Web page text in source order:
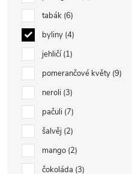
tabák 6
byliny 4
jehličí 1
pomerančové květy 9
neroli 3
pačuli 7
šalvěj 2
mango 2
čokoláda 3